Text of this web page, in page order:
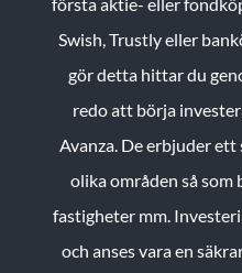
Swish, Trustly eller
gör detta hittar du
redo att börja
Avanza. De erbjuder
olika områden så som
fastigheter mm.
och anses vara en